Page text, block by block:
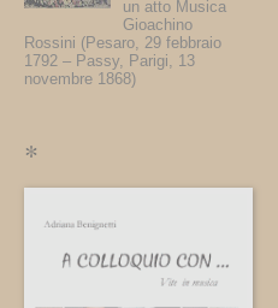
un atto Musica
Gioachino
Rossini (Pesaro, 29 febbraio
1792 – Passy, Parigi, 13
novembre 1868)
*